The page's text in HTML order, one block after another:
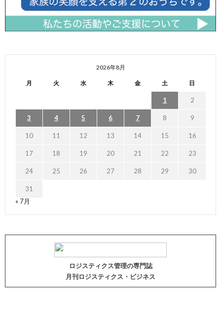
2026年8月
月 火 水 木 金 土 日
1 2
3 4 5 6 7 8 9
10 11 12 13 14 15 16
17 18 19 20 21 22 23
24 25 26 27 28 29 30
31
« 7月
ロジスティクス管理の専門誌
月刊ロジスティクス・ビジネス